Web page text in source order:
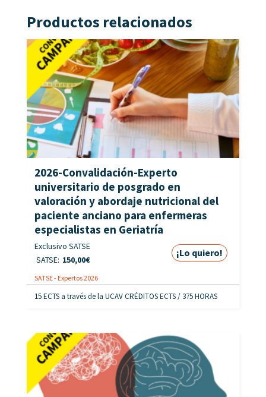
Productos relacionados
2026-Convalidación-Experto
universitario de posgrado en
valoración y abordaje nutricional del
paciente anciano para enfermeras
especialistas en Geriatría
Exclusivo SATSE
SATSE: 150,00€
¡Lo quiero!
SATSE - Expertos 2026
15 ECTS a través de la UCAV CRÉDITOS ECTS / 375 HORAS